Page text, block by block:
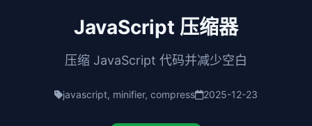
JavaScript 压缩器
压缩 JavaScript 代码并减少空白
javascript, minifier, compress 2025-12-23